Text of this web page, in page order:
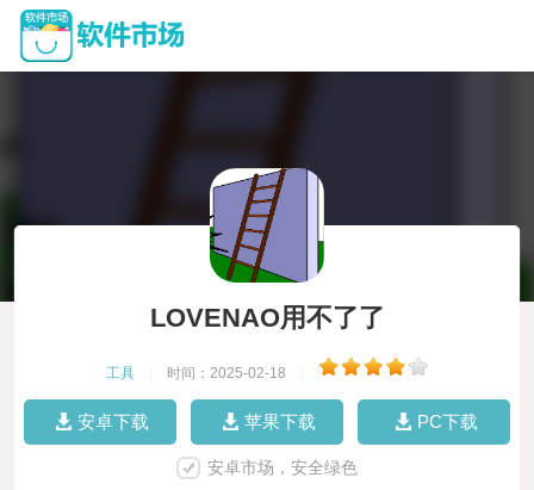
LOVENAO用不了了
工具 时间：2025-02-18
安卓下载 苹果下载 PC下载
安卓市场，安全绿色